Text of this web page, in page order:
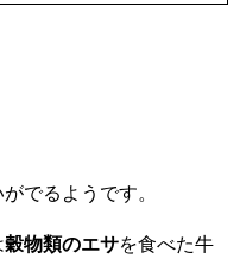
でるようです。
穀物類のエサを食べた牛